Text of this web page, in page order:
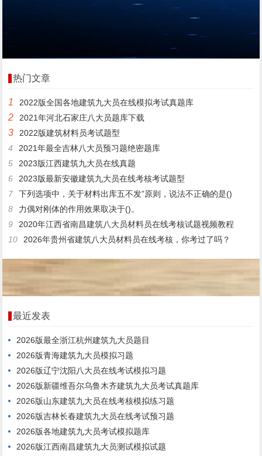
热门文章
1 2022版全国各地建筑九大员在线模拟考试真题库
2 2021年河北石家庄八大员题库下载
3
2022版建筑材料员考试题型
4
2021年最全吉林八大员预习题绝密题库
5
2023版江西建筑九大员在线真题
6
2023版最新安徽建筑九大员在线考核考试题型
7
下列选项中，关于材料出库五不发”原则，说法不正确的是()
8
力偶对刚体的作用效果取决于()。
9
2020年江西省南昌建筑八大员材料员在线考核试题视频教程
10
2026年贵州省建筑八大员材料员在线考核，你考过了吗？
最近发表
2026版最全浙江杭州建筑九大员题目
2026版青海建筑九大员模拟习题
2026版辽宁沈阳八大员在线考试模拟习题
2026版新疆维吾尔乌鲁木齐建筑九大员考试真题库
2026版山东建筑九大员在线考核模拟练习题
2026版吉林长春建筑九大员在线考试预习题
2026版各地建筑九大员考试模拟题库
2026版江西南昌建筑九大员测试模拟试题